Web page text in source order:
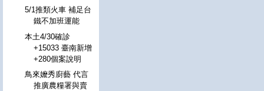
5/1推類火車 補足台
鐵不加班運能
本土4/30確診
+15033 臺南新增
+280個案說明
鳥來嬤秀廚藝 代言
推廣農糧署與賣